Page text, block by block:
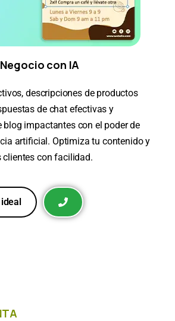
con IA
descripciones de productos
de chat efectivas y
blog impactantes con el poder de
artificial. Optimiza tu contenido y
con facilidad.